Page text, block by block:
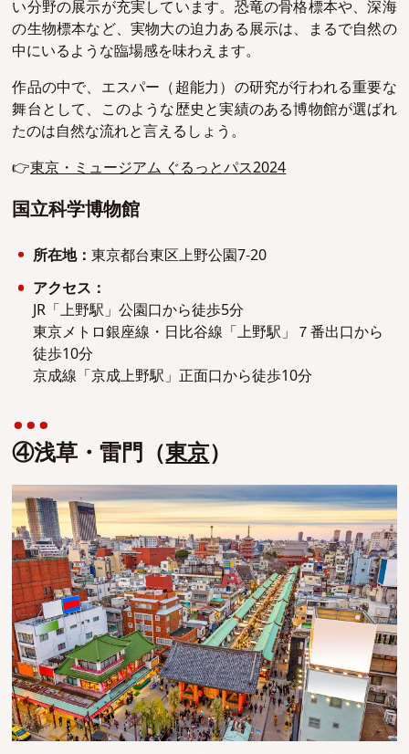
い分野の展示が充実しています。恐竜の骨格標本や、深海
の生物標本など、実物大の迫力ある展示は、まるで自然の
中にいるような臨場感を味わえます。
作品の中で、エスパー（超能力）の研究が行われる重要な
舞台として、このような歴史と実績のある博物館が選ばれ
たのは自然な流れと言えるしょう。
👉東京・ミュージアム ぐるっとパス2024
国立科学博物館
所在地： 東京都台東区上野公園7-20
アクセス：
JR「上野駅」公園口から徒歩5分
東京メトロ銀座線・日比谷線「上野駅」７番出口から
徒歩10分
京成線「京成上野駅」正面口から徒歩10分
④浅草・雷門（東京）